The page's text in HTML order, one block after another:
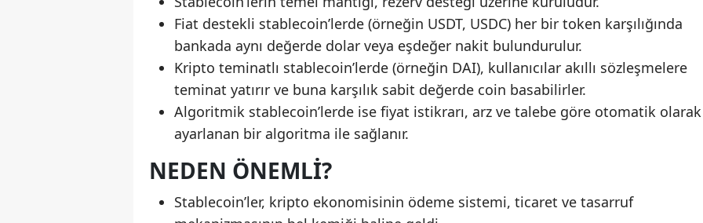
Fiat destekli stablecoin’lerde (örneğin USDT, USDC) her bir token karşılığında
bankada aynı değerde dolar veya eşdeğer nakit bulundurulur.
Kripto teminatlı stablecoin’lerde (örneğin DAI), kullanıcılar akıllı sözleşmelere
teminat yatırır ve buna karşılık sabit değerde coin basabilirler.
Algoritmik stablecoin’lerde ise fiyat istikrarı, arz ve talebe göre otomatik olarak
ayarlanan bir algoritma ile sağlanır.
NEDEN ÖNEMLI?
Stablecoin’ler, kripto ekonomisinin ödeme sistemi, ticaret ve tasarruf